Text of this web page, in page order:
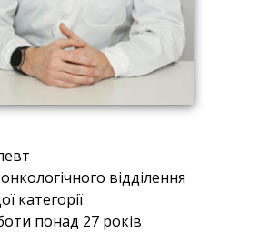
відділення
категорії
понад 27 років